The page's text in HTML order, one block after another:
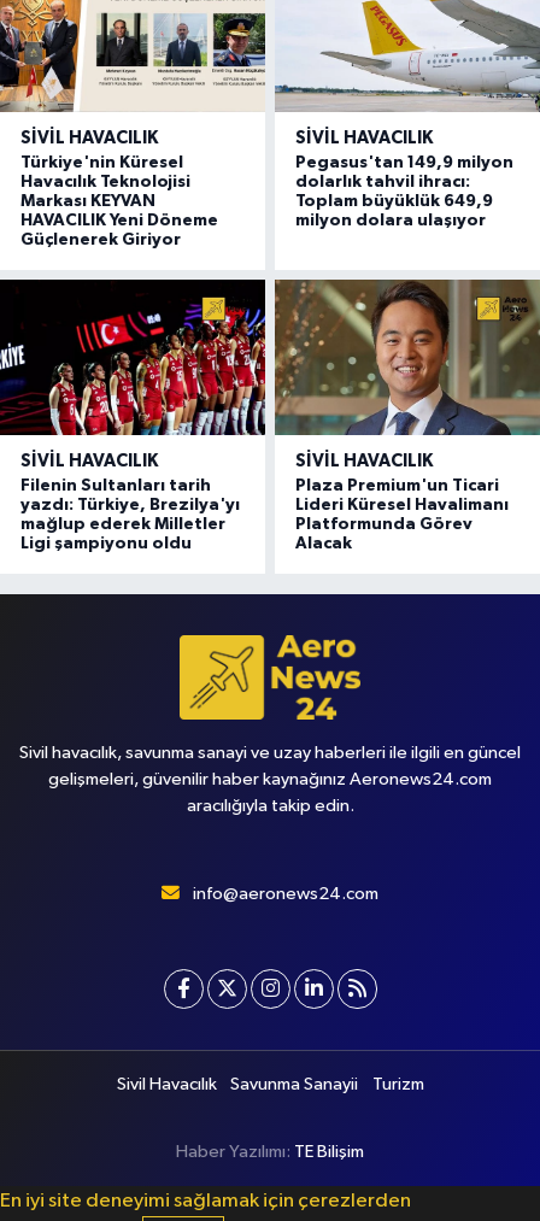
SIVIL HAVACILIK
Türkiye'nin Küresel
Havacılık Teknolojisi
Markası KEYVAN
HAVACILIK Yeni Döneme
Güçlenerek Giriyor
SIVIL HAVACILIK
Pegasus'tan 149,9 milyon
dolarlık tahvil ihracı:
Toplam büyüklük 649,9
milyon dolara ulaşıyor
SIVIL HAVACILIK
Filenin Sultanları tarih
yazdı: Türkiye, Brezilya'yı
mağlup ederek Milletler
Ligi şampiyonu oldu
SIVIL HAVACILIK
Plaza Premium'un Ticari
Lideri Küresel Havalimanı
Platformunda Görev
Alacak
Sivil havacılık, savunma sanayi ve uzay haberleri ile ilgili en güncel
gelişmeleri, güvenilir haber kaynağınız Aeronews24.com
aracılığıyla takip edin.
info@aeronews24.com
Sivil Havacılık Savunma Sanayii Turizm
Haber Yazılımı: TE Bilişim
En iyi site deneyimi sağlamak için çerezlerden